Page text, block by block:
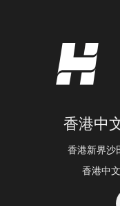
香港中
香港新界沙
香港中